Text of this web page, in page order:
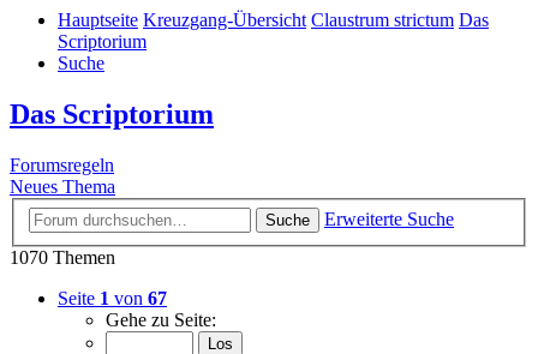
Hauptseite Kreuzgang-Übersicht Claustrum strictum Das
Scriptorium
Suche
Das Scriptorium
Forumsregeln
Neues Thema
Suche
Erweiterte Suche
1070 Themen
Seite 1 von 67
Gehe zu Seite: